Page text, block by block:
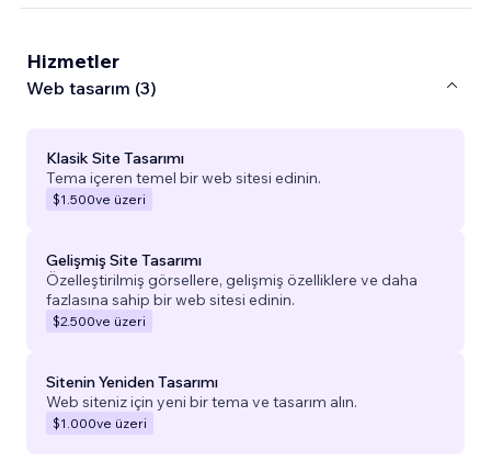
Hizmetler
Web tasarım (3)
Klasik Site Tasarımı
Tema içeren temel bir web sitesi edinin.
$1.500ve üzeri
Gelişmiş Site Tasarımı
Özelleştirilmiş görsellere, gelişmiş özelliklere ve daha
fazlasına sahip bir web sitesi edinin.
$2.500ve üzeri
Sitenin Yeniden Tasarımı
Web siteniz için yeni bir tema ve tasarım alın.
$1.000ve üzeri